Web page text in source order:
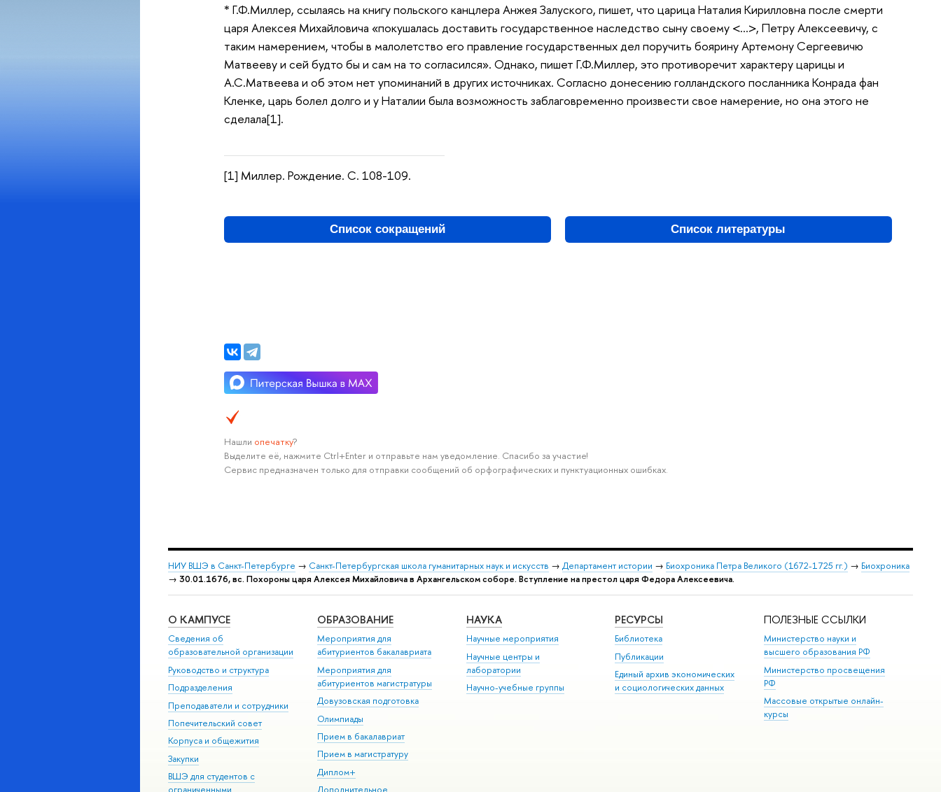
* Г.Ф.Миллер, ссылаясь на книгу польского канцлера Анжея Залуского, пишет, что царица Наталия Кирилловна после смерти
царя Алексея Михайловича «покушалась доставить государственное наследство сыну своему <…>, Петру Алексеевичу, с
таким намерением, чтобы в малолетство его правление государственных дел поручить боярину Артемону Сергеевичю
Матвееву и сей будто бы и сам на то согласился». Однако, пишет Г.Ф.Миллер, это противоречит характеру царицы и
А.С.Матвеева и об этом нет упоминаний в других источниках. Согласно донесению голландского посланника Конрада фан
Кленке, царь болел долго и у Наталии была возможность заблаговременно произвести свое намерение, но она этого не
сделала[1].
[1] Миллер. Рождение. С. 108-109.
Список сокращений Список литературы
Нашли опечатку?
Выделите её, нажмите Ctrl+Enter и отправьте нам уведомление. Спасибо за участие!
Сервис предназначен только для отправки сообщений об орфографических и пунктуационных ошибках.
НИУ ВШЭ в Санкт-Петербурге → Санкт-Петербургская школа гуманитарных наук и искусств → Департамент истории → Биохроника Петра Великого (1672-1725 гг.) → Биохроника
→ 30.01.1676, вс. Похороны царя Алексея Михайловича в Архангельском соборе. Вступление на престол царя Федора Алексеевича.
О КАМПУСЕ
Сведения об
образовательной организации
Руководство и структура
Подразделения
Преподаватели и сотрудники
Попечительский совет
Корпуса и общежития
Закупки
ВШЭ для студентов с
ограниченными
ОБРАЗОВАНИЕ
Мероприятия для
абитуриентов бакалавриата
Мероприятия для
абитуриентов магистратуры
Довузовская подготовка
Олимпиады
Прием в бакалавриат
Прием в магистратуру
Диплом+
Дополнительное
НАУКА
Научные мероприятия
Научные центры и
лаборатории
Научно-учебные группы
РЕСУРСЫ
Библиотека
Публикации
Единый архив экономических
и социологических данных
ПОЛЕЗНЫЕ ССЫЛКИ
Министерство науки и
высшего образования РФ
Министерство просвещения
РФ
Массовые открытые онлайн-
курсы